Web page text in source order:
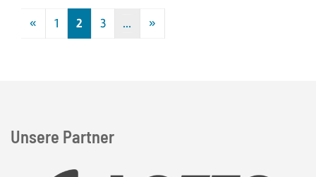
«Vorherige
1 2 3 … »Nächste
Unsere Partner